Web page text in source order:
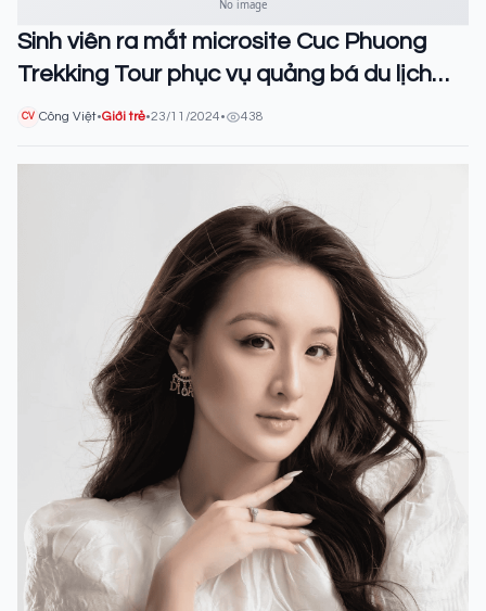
Sinh viên ra mắt microsite Cuc Phuong
Trekking Tour phục vụ quảng bá du lịch
sinh thái tại Vườn quốc gia Cúc Phương
CV Công Việt•Giới trẻ•23/11/2024• 438